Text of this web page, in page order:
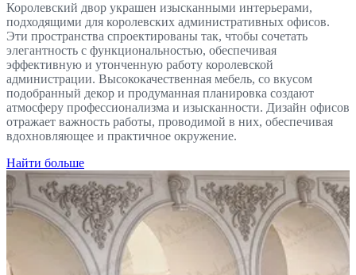
Королевский двор украшен изысканными интерьерами,
подходящими для королевских административных офисов.
Эти пространства спроектированы так, чтобы сочетать
элегантность с функциональностью, обеспечивая
эффективную и утонченную работу королевской
администрации. Высококачественная мебель, со вкусом
подобранный декор и продуманная планировка создают
атмосферу профессионализма и изысканности. Дизайн офисов
отражает важность работы, проводимой в них, обеспечивая
вдохновляющее и практичное окружение.
Найти больше